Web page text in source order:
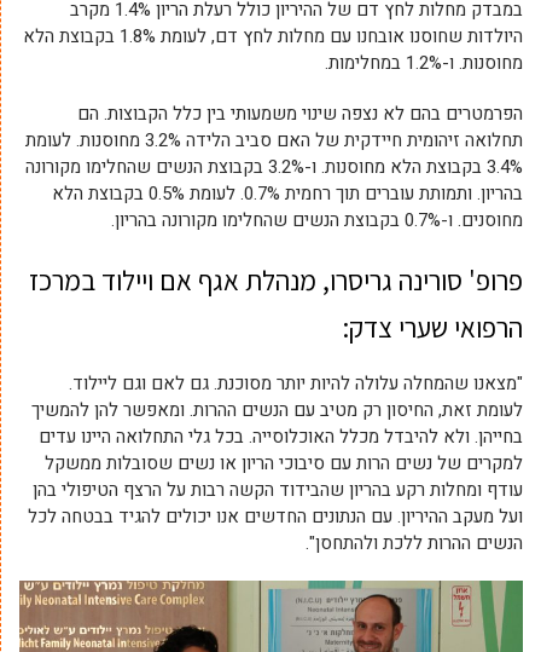
במבדק מחלות לחץ דם של ההיריון כולל רעלת הריון 1.4% מקרב
היולדות שחוסנו אובחנו עם מחלות לחץ דם, לעומת 1.8% בקבוצת הלא
מחוסנות. ו-1.2% במחלימות.
הפרמטרים בהם לא נצפה שינוי משמעותי בין כלל הקבוצות. הם
תחלואה זיהומית חיידקית של האם סביב הלידה 3.2% מחוסנות. לעומת
3.4% בקבוצת הלא מחוסנות. ו-3.2% בקבוצת הנשים שהחלימו מקורונה
בהריון. ותמותת עוברים תוך רחמית 0.7%. לעומת 0.5% בקבוצת הלא
מחוסנים. ו-0.7% בקבוצת הנשים שהחלימו מקורונה בהריון.
פרופ' סורינה גריסרו, מנהלת אגף אם ויילוד במרכז
הרפואי שערי צדק:
"מצאנו שהמחלה עלולה להיות יותר מסוכנת. גם לאם וגם ליילוד.
לעומת זאת, החיסון רק מטיב עם הנשים ההרות. ומאפשר להן להמשיך
בחייהן. ולא להיבדל מכלל האוכלוסייה. בכל גלי התחלואה היינו עדים
למקרים של נשים הרות עם סיבוכי הריון או נשים שסובלות ממשקל
עודף ומחלות רקע בהריון שהבידוד הקשה רבות על הרצף הטיפולי בהן
ועל מעקב ההיריון. עם הנתונים החדשים אנו יכולים להגיד בבטחה לכל
הנשים ההרות ללכת ולהתחסן".